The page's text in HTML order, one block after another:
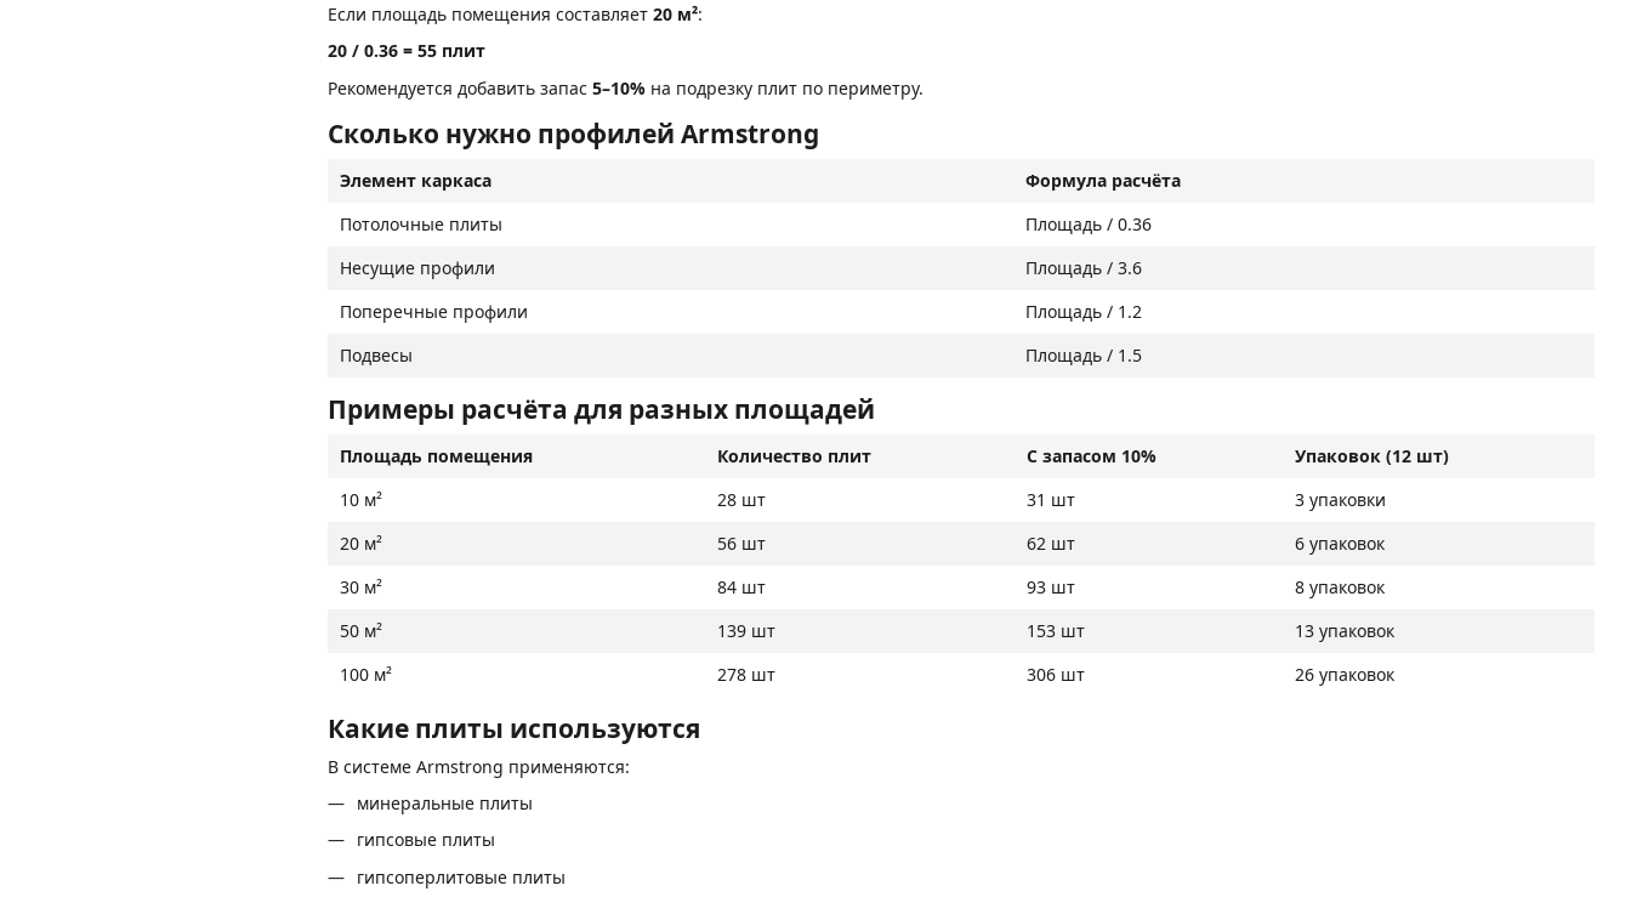
Если площадь помещения составляет 20 м²:
20 / 0.36 = 55 плит
Рекомендуется добавить запас 5–10% на подрезку плит по периметру.
Сколько нужно профилей Armstrong
Элемент каркаса
Формула расчёта
Потолочные плиты
Площадь / 0.36
Несущие профили
Площадь / 3.6
Поперечные профили
Площадь / 1.2
Подвесы
Площадь / 1.5
Примеры расчёта для разных площадей
Площадь помещения Количество плит С запасом 10%
Упаковок (12 шт)
10 м²
28 шт 31 шт
3 упаковки
20 м²
56 шт 62 шт
6 упаковок
30 м²
84 шт 93 шт
8 упаковок
50 м²
139 шт 153 шт
13 упаковок
100 м²
278 шт 306 шт 26 упаковок
Какие плиты используются
В системе Armstrong применяются:
минеральные плиты
гипсовые плиты
гипсоперлитовые плиты